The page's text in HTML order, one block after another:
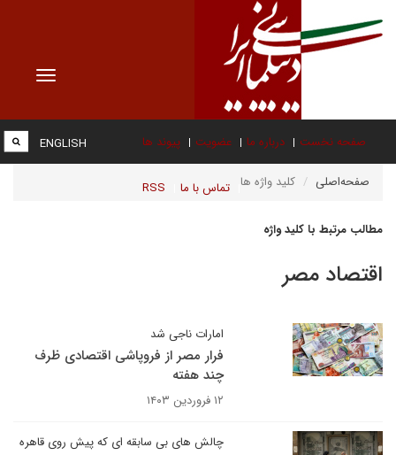
Toggle
صفحه نخست درباره ما عضویت پیوند ها
تماس با ما RSS
ENGLISH
صفحه‌اصلی کلید واژه ها
مطالب مرتبط با کلید واژه
اقتصاد مصر
امارات ناجی شد
فرار مصر از فروپاشی اقتصادی ظرف
چند هفته
۱۲ فروردین ۱۴۰۳
چالش های بی سابقه ای که پیش روی قاهره